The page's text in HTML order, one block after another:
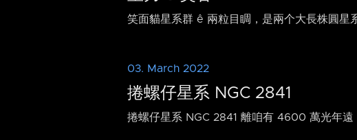
笑面貓星系群 ê 兩粒目睭，是兩个大長株圓
03. March 2022
捲螺仔星系 NGC 2841
捲螺仔星系 NGC 2841 離咱有 4600 萬光年遠